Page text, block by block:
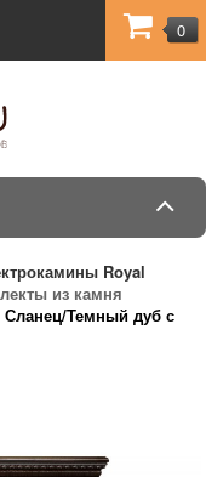
0
Royal
из камня
Темный дуб с